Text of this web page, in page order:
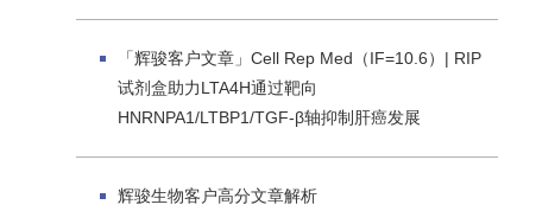
「辉骏客户文章」Cell Rep Med（IF=10.6）| RIP
试剂盒助力LTA4H通过靶向
HNRNPA1/LTBP1/TGF-β轴抑制肝癌发展
辉骏生物客户高分文章解析